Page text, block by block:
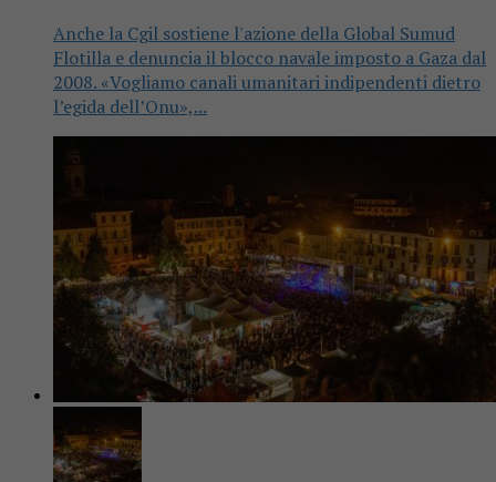
Anche la Cgil sostiene l'azione della Global Sumud
Flotilla e denuncia il blocco navale imposto a Gaza dal
2008. «Vogliamo canali umanitari indipendenti dietro
l’egida dell’Onu»,...